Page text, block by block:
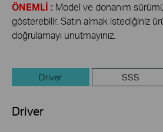
ÖNEMLİ : Model ve donanım
gösterebilir. Satın almak istediğiniz
doğrulamayı unutmayınız.
Driver SSS
Driver